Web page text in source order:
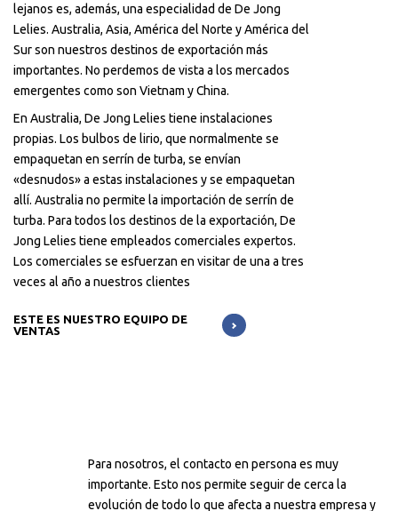
lejanos es, además, una especialidad de De Jong
Lelies. Australia, Asia, América del Norte y América del
Sur son nuestros destinos de exportación más
importantes. No perdemos de vista a los mercados
emergentes como son Vietnam y China.
En Australia, De Jong Lelies tiene instalaciones
propias. Los bulbos de lirio, que normalmente se
empaquetan en serrín de turba, se envían
«desnudos» a estas instalaciones y se empaquetan
allí. Australia no permite la importación de serrín de
turba. Para todos los destinos de la exportación, De
Jong Lelies tiene empleados comerciales expertos.
Los comerciales se esfuerzan en visitar de una a tres
veces al año a nuestros clientes
ESTE ES NUESTRO EQUIPO DE
VENTAS
Para nosotros, el contacto en persona es muy
importante. Esto nos permite seguir de cerca la
evolución de todo lo que afecta a nuestra empresa y